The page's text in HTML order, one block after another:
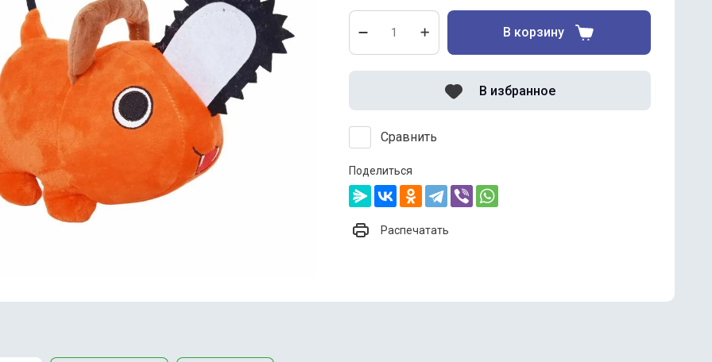
В корзину
Сравнить
В избранное
Поделиться
Распечатать